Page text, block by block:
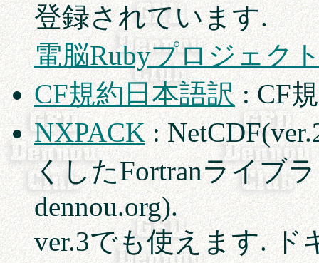
登録されています.
電脳Rubyプロジェク
CF規約日本語訳: CF
NXPACK:
くしたFortranライブ
dennou.org).
ver.3でも使えます. ド